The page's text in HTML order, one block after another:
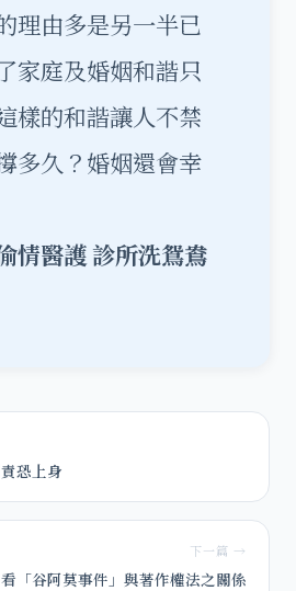
理由多是另一半已
家庭及婚姻和諧只
樣的和諧讓人不禁
多久？婚姻還會幸
情醫護 診所洗鴛鴦
恐上身
下一篇 →
看「谷阿莫事件」與著作權法之關係